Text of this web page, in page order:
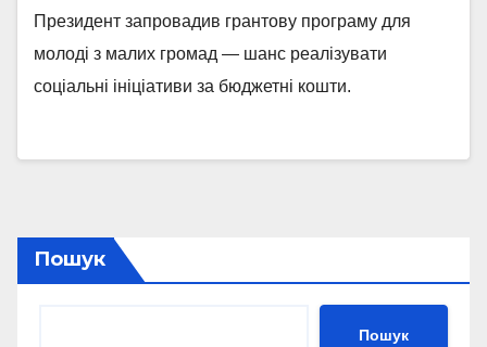
Президент запровадив грантову програму для
молоді з малих громад — шанс реалізувати
соціальні ініціативи за бюджетні кошти.
Пошук
Пошук